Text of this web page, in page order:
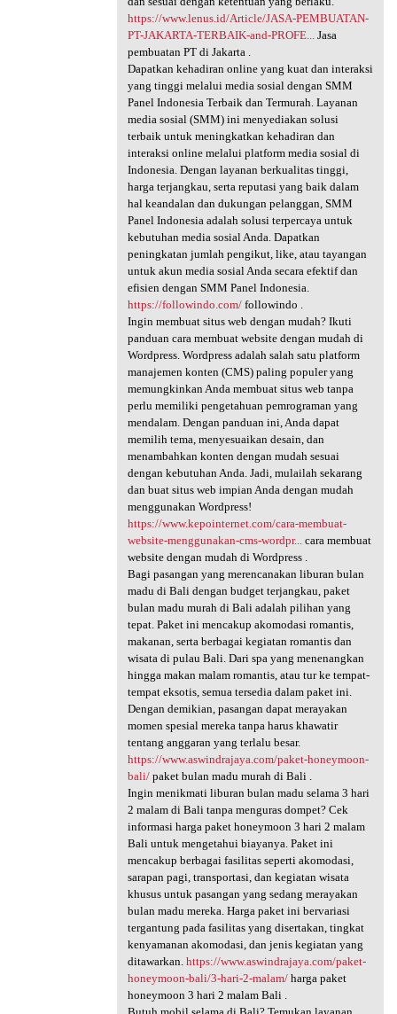
https://www.lenus.id/Article/JASA-PEMBUATAN-
PT-JAKARTA-TERBAIK-and-PROFE...
Jasa
pembuatan PT di Jakarta .
Dapatkan kehadiran online yang kuat dan interaksi
yang tinggi melalui media sosial dengan SMM
Panel Indonesia Terbaik dan Termurah. Layanan
media sosial (SMM) ini menyediakan solusi
terbaik untuk meningkatkan kehadiran dan
interaksi online melalui platform media sosial di
Indonesia. Dengan layanan berkualitas tinggi,
harga terjangkau, serta reputasi yang baik dalam
hal keandalan dan dukungan pelanggan, SMM
Panel Indonesia adalah solusi terpercaya untuk
kebutuhan media sosial Anda. Dapatkan
peningkatan jumlah pengikut, like, atau tayangan
untuk akun media sosial Anda secara efektif dan
efisien dengan SMM Panel Indonesia.
https://followindo.com/followindo .
Ingin membuat situs web dengan mudah? Ikuti
panduan cara membuat website dengan mudah di
Wordpress. Wordpress adalah salah satu platform
manajemen konten (CMS) paling populer yang
memungkinkan Anda membuat situs web tanpa
perlu memiliki pengetahuan pemrograman yang
mendalam. Dengan panduan ini, Anda dapat
memilih tema, menyesuaikan desain, dan
menambahkan konten dengan mudah sesuai
dengan kebutuhan Anda. Jadi, mulailah sekarang
dan buat situs web impian Anda dengan mudah
menggunakan Wordpress!
https://www.kepointernet.com/cara-membuat-
website-menggunakan-cms-wordpr...
cara membuat
website dengan mudah di Wordpress .
Bagi pasangan yang merencanakan liburan bulan
madu di Bali dengan budget terjangkau, paket
bulan madu murah di Bali adalah pilihan yang
tepat. Paket ini mencakup akomodasi romantis,
makanan, serta berbagai kegiatan romantis dan
wisata di pulau Bali. Dari spa yang menenangkan
hingga makan malam romantis, atau tur ke tempat-
tempat eksotis, semua tersedia dalam paket ini.
Dengan demikian, pasangan dapat merayakan
momen spesial mereka tanpa harus khawatir
tentang anggaran yang terlalu besar.
https://www.aswindrajaya.com/paket-honeymoon-
bali/paket bulan madu murah di Bali .
Ingin menikmati liburan bulan madu selama 3 hari
2 malam di Bali tanpa menguras dompet? Cek
informasi harga paket honeymoon 3 hari 2 malam
Bali untuk mengetahui biayanya. Paket ini
mencakup berbagai fasilitas seperti akomodasi,
sarapan pagi, transportasi, dan kegiatan wisata
khusus untuk pasangan yang sedang merayakan
bulan madu mereka. Harga paket ini bervariasi
tergantung pada fasilitas yang disertakan, tingkat
kenyamanan akomodasi, dan jenis kegiatan yang
ditawarkan. https://www.aswindrajaya.com/paket-
honeymoon-bali/3-hari-2-malam/harga paket
honeymoon 3 hari 2 malam Bali .